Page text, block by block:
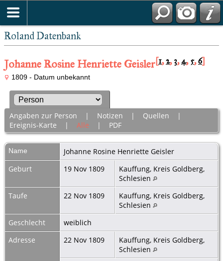
Roland Datenbank
Johanne Rosine Henriette Geisler[1,2,3,4,5,6]
1809 - Datum unbekannt
Angaben zur Person | Notizen | Quellen |
Ereignis-Karte | Alle | PDF
Name Johanne Rosine Henriette Geisler
Geburt
19 Nov 1809
Kauffung, Kreis Goldberg,
Schlesien
Taufe
22 Nov 1809
Kauffung, Kreis Goldberg,
Schlesien
Geschlecht
weiblich
Adresse
22 Nov 1809
Kauffung, Kreis Goldberg,
Schlesien